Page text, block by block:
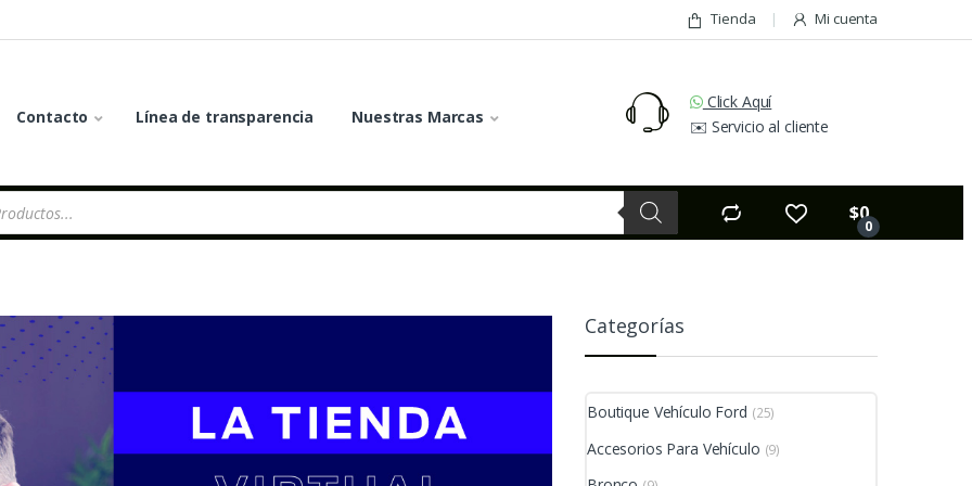
Tienda Mi cuenta
Contacto Línea de transparencia Nuestras Marcas
Click Aquí
✉️ Servicio al cliente
0
$0
Categorías
Boutique Vehículo Ford (25)
Accesorios Para Vehículo (9)